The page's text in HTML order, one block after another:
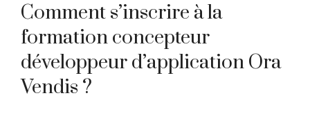
Comment s’inscrire à la
formation concepteur
développeur d’application Ora
Vendis ?